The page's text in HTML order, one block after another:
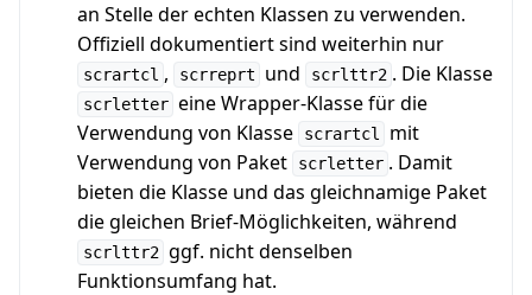
an Stelle der echten Klassen zu verwenden.
Offiziell dokumentiert sind weiterhin nur
scrartcl , scrreprt und scrlttr2 . Die Klasse
scrletter eine Wrapper-Klasse für die
Verwendung von Klasse
scrartcl
mit
Verwendung von Paket
scrletter . Damit
bieten die Klasse und das gleichnamige Paket
die gleichen Brief-Möglichkeiten, während
scrlttr2 ggf. nicht denselben
Funktionsumfang hat.